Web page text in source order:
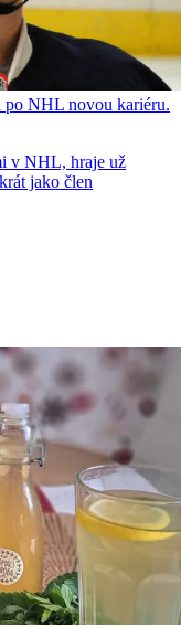
po NHL novou kariéru.
v NHL, hraje už
jako člen